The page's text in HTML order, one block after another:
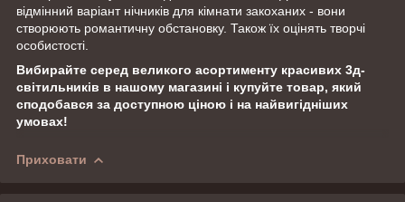
відмінний варіант нічників для кімнати закоханих - вони
створюють романтичну обстановку. Також їх оцінять творчі
особистості.
Вибирайте серед великого асортименту красивих 3д-
світильників в нашому магазині і купуйте товар, який
сподобався за доступною ціною і на найвигідніших
умовах!
Приховати